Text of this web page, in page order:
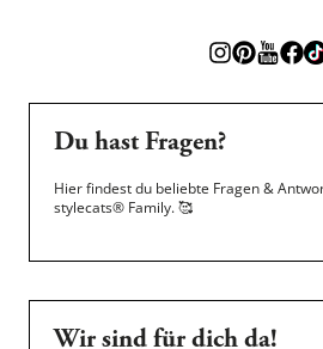
Du hast Fragen?
Hier findest du beliebte Fragen &
stylecats® Family.🥰
Wir sind für dich da!